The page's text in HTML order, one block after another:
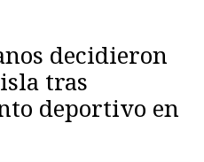
decidieron
tras
deportivo en